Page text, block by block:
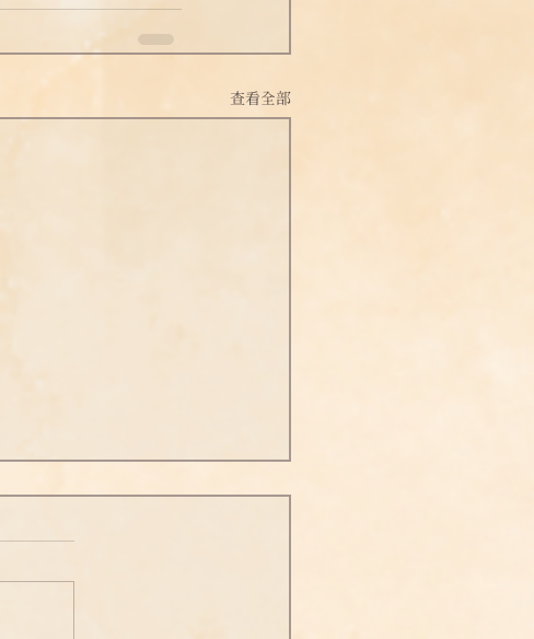
查看全部
《觀世音菩薩往生淨土本緣